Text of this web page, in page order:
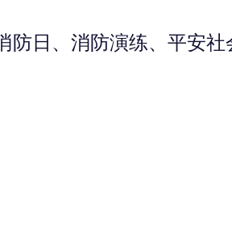
日、消防演练、平安社